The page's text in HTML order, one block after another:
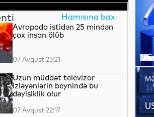
Hamısına bax
Avropada istidən 25 mindən
çox insan ölüb
07 Avqust 23:21
Uzun müddət televizor
izləyənlərin beynində bu
dəyişiklik olur
07 Avqust 22:17